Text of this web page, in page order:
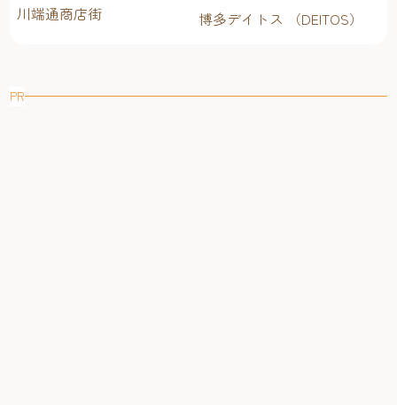
川端通商店街 博多デイトス （DEITOS）
PR